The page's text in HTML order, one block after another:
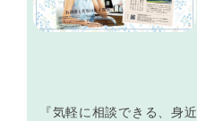
『気軽に相談できる、身近